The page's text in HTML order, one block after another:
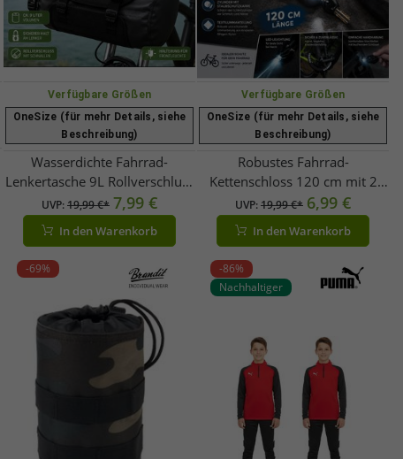
Verfügbare Größen
OneSize (für mehr Details, siehe
Beschreibung)
Wasserdichte Fahrrad-
Lenkertasche 9L Rollverschluss
Fahrradlenkertasche für MTB,
E-Bike & Trekkingrad
A0001919 Schwarz
UVP:19,99 €* 7,99 €
In den Warenkorb
Verfügbare Größen
OneSize (für mehr Details, siehe
Beschreibung)
Robustes Fahrrad-
Kettenschloss 120 cm mit 2
Schlüsseln 1× LED-Schlüssel
Automatikschloss
Textilummantelung A0008346
UVP:19,99 €* 6,99 €
In den Warenkorb
-69%
-86%
Nachhaltiger